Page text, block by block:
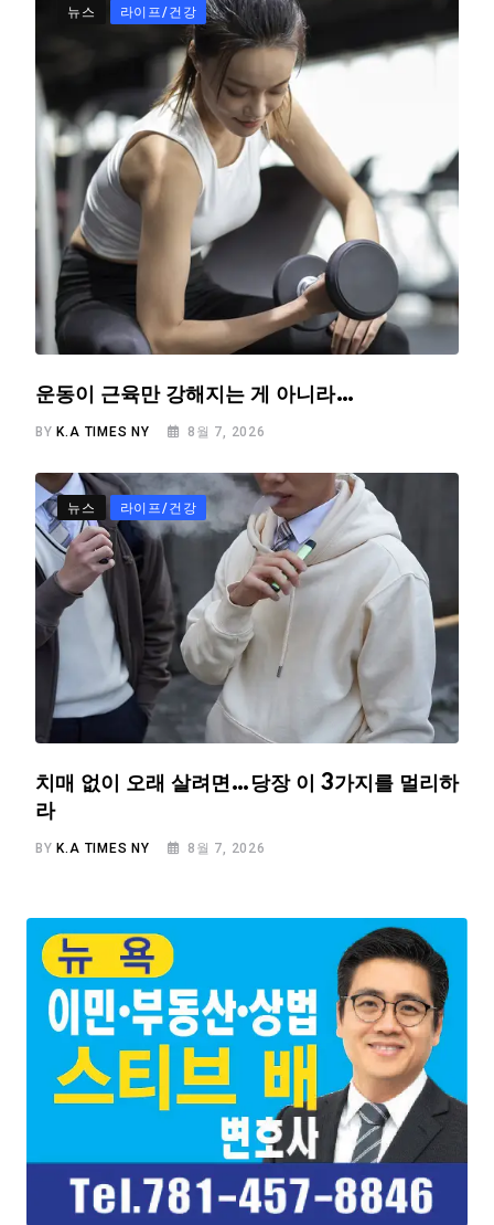
뉴스 라이프/건강
운동이 근육만 강해지는 게 아니라…
BY K.A TIMES NY 8월 7, 2026
뉴스 라이프/건강
치매 없이 오래 살려면…당장 이 3가지를 멀리하
라
BYK.A TIMES NY 8월 7, 2026